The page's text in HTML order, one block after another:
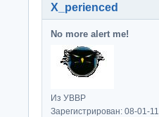
X_perienced
No more alert me!
Из УВВР
Зарегистрирован: 08-01-11